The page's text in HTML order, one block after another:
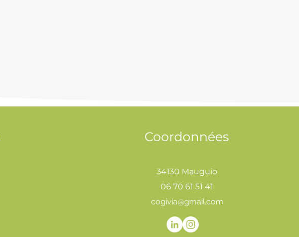
Coordonnées
34130 Mauguio
06 70 61 51 41
cogivia@gmail.com